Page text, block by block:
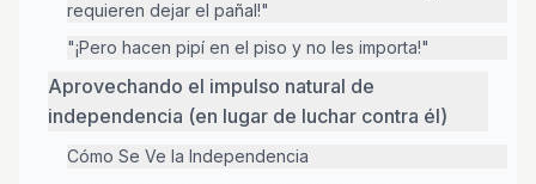
requieren dejar el pañal!"
"¡Pero hacen pipí en el piso y no les importa!"
Aprovechando el impulso natural de
independencia (en lugar de luchar contra él)
Cómo Se Ve la Independencia